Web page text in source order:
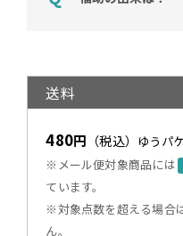
送料
480円 （税込） ゆうパ
※メール便対象商品には
ています。
※対象点数を超える場合
ん。